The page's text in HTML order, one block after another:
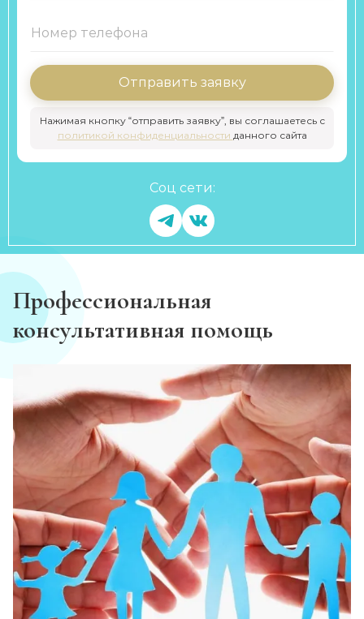
Отправить заявку
Нажимая кнопку “отправить заявку”, вы соглашаетесь с
политикой конфиденциальности данного сайта
Соц сети:
Профессиональная
консультативная помощь